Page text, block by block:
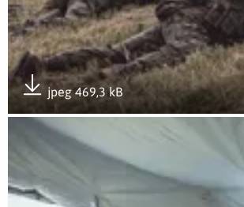
jpeg 469,3 kB
Pobierz załącznik
Otwórz załącznik Ognista Burza 26 7